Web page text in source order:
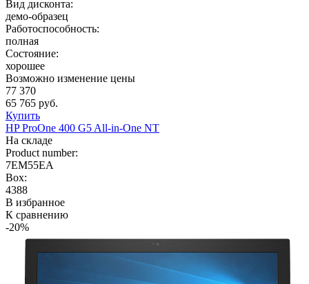
Вид дисконта:
демо-образец
Работоспособность:
полная
Состояние:
хорошее
Возможно изменение цены
77 370
65 765 руб.
Купить
HP ProOne 400 G5 All-in-One NT
На складе
Product number:
7EM55EA
Box:
4388
В избранное
К сравнению
-20%